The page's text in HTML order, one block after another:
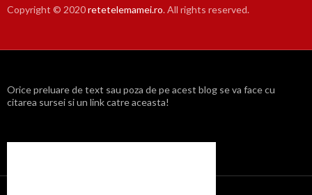
Copyright © 2020retetelemamei.ro. All rights reserved.
Orice preluare de text sau poza de pe acest blog se va face cu
citarea sursei si un link catre aceasta!